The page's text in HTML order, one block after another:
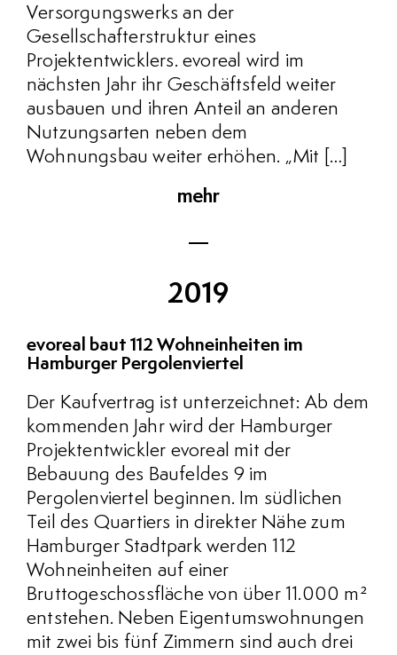
Versorgungswerks an der
Gesellschafterstruktur eines
Projektentwicklers. evoreal wird im
nächsten Jahr ihr Geschäftsfeld weiter
ausbauen und ihren Anteil an anderen
Nutzungsarten neben dem
Wohnungsbau weiter erhöhen. „Mit […]
mehr
2019
evoreal baut 112 Wohneinheiten im
Hamburger Pergolenviertel
Der Kaufvertrag ist unterzeichnet: Ab dem
kommenden Jahr wird der Hamburger
Projektentwickler evoreal mit der
Bebauung des Baufeldes 9 im
Pergolenviertel beginnen. Im südlichen
Teil des Quartiers in direkter Nähe zum
Hamburger Stadtpark werden 112
Wohneinheiten auf einer
Bruttogeschossfläche von über 11.000 m²
entstehen. Neben Eigentumswohnungen
mit zwei bis fünf Zimmern sind auch drei